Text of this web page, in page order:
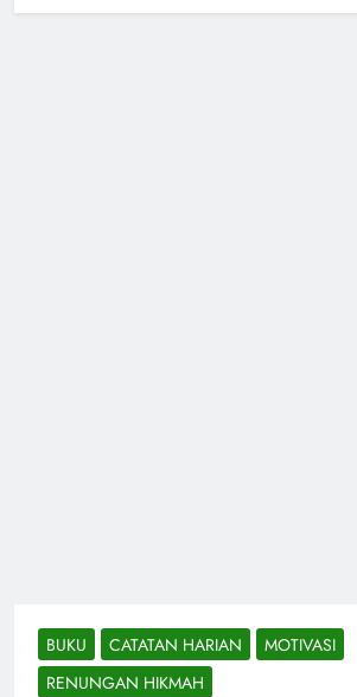
BUKU CATATAN HARIAN
MOTIVASI
RENUNGAN HIKMAH